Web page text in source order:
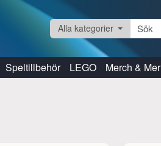
Alla kategorier
Speltillbehör LEGO Merch & Mer